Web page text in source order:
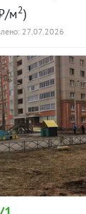
м2)
27.07.2026